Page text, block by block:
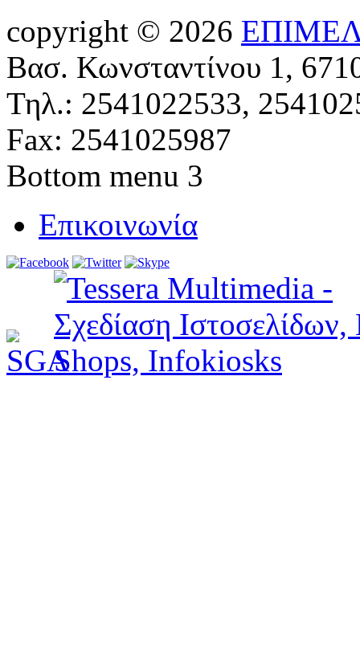
copyright © 2026
Βασ. Κωνσταντίνου 1,
Τηλ.: 2541022533,
Fax: 2541025987
Bottom menu 3
Επικοινωνία